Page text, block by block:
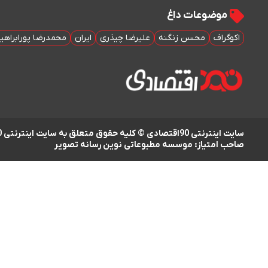
موضوعات داغ
اکوگراف محسن زنگنه علیرضا چیذری ایران محمدرضا
سایت اینترنتی 90اقتصادی © کلیه حقوق متعلق به سایت اینترنتی 90اقتصادی است
صاحب امتیاز: موسسه مطبوعاتی نوین رسانه تصویر